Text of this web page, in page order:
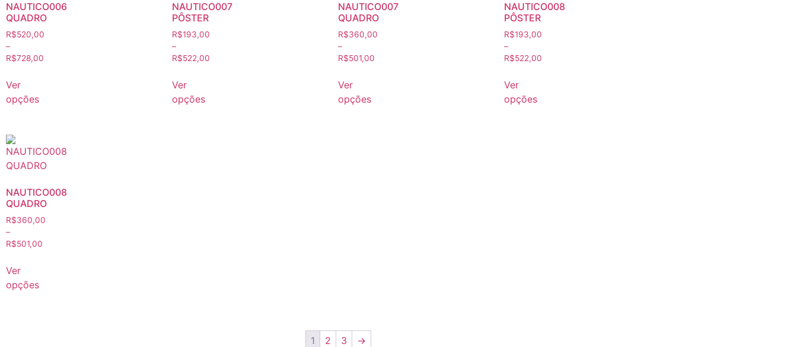
NAUTICO006
QUADRO
R$520,00
–
R$728,00
Ver
opções
NAUTICO007
PÔSTER
R$193,00
–
R$522,00
Ver
opções
NAUTICO007
QUADRO
R$360,00
–
R$501,00
Ver
opções
NAUTICO008
PÔSTER
R$193,00
–
R$522,00
Ver
opções
NAUTICO008
QUADRO
R$360,00
–
R$501,00
Ver
opções
1 2 3 →